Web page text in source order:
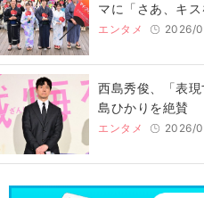
マに「さあ、キス
エンタメ 2026/
西島秀俊、「表
島ひかりを絶賛
エンタメ 2026/